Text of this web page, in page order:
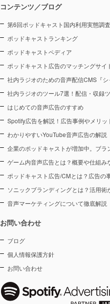
コンテンツ／ブログ
第6回ポッドキャスト国内利用実態調
ポッドキャストランキング
ポッドキャストペディア
ポッドキャスト広告のマッチングサ
社内ラジオのための音声配信CMS『
社内ラジオのツール7選！配信・収録
はじめての音声広告のすすめ
Spotify広告を解説！広告事例やメリッ
わかりやすいYouTube音声広告の解説
企業のポッドキャストが増加中。ブ
ゲーム内音声広告とは？概要や仕組み
ポッドキャスト広告/CMとは？広告の
ソニックブランディングとは？活用
音声マーケティングについて徹底解説
お問い合わせ
ブログ
個人情報保護方針
お問い合わせ